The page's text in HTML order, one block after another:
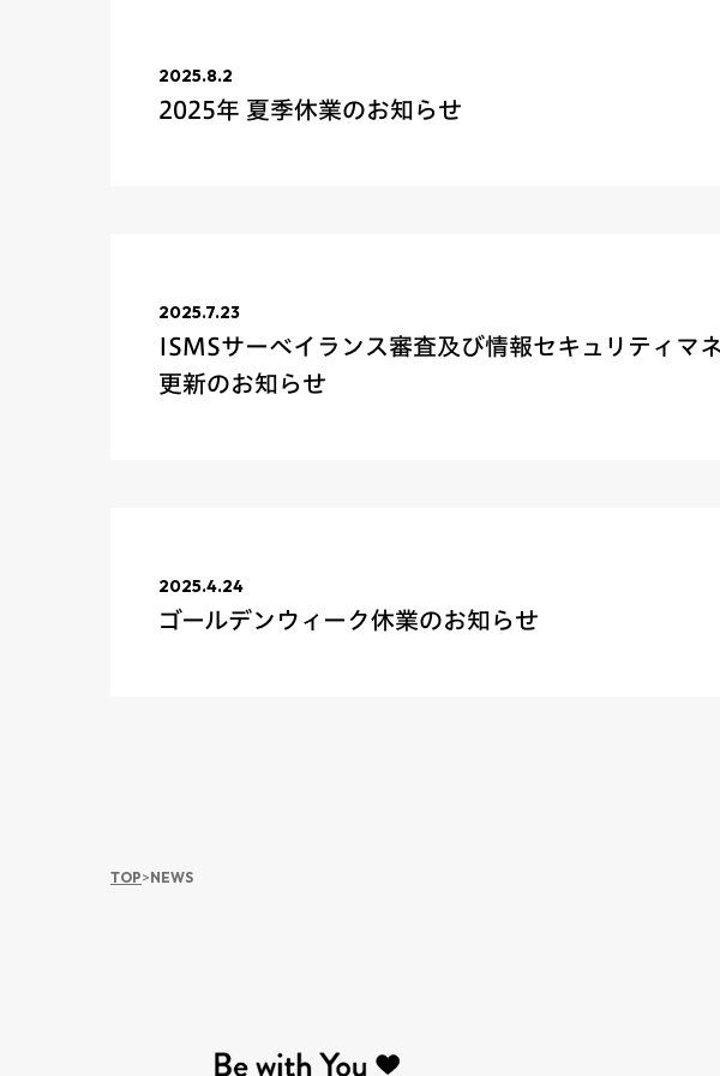
2025.8.2
2025年 夏季休業のお知らせ
2025.7.23
ISMSサーベイランス審査及び情報セキュリティマ
更新のお知らせ
2025.4.24
ゴールデンウィーク休業のお知らせ
TOP>NEWS